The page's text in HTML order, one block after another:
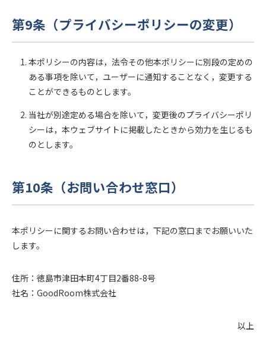
第9条（プライバシーポリシーの変更）
本ポリシーの内容は，法令その他本ポリシーに別段の定めの
ある事項を除いて，ユーザーに通知することなく，変更する
ことができるものとします。
当社が別途定める場合を除いて，変更後のプライバシーポリ
シーは，本ウェブサイトに掲載したときから効力を生じるも
のとします。
第10条（お問い合わせ窓口）
本ポリシーに関するお問い合わせは，下記の窓口までお願いいた
します。
住所：徳島市津田本町4丁目2番88-8号
社名：GoodRoom株式会社
以上